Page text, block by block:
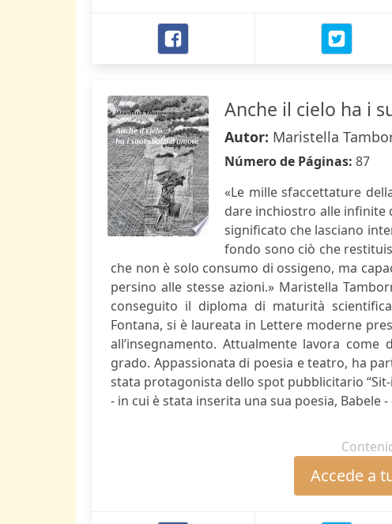
Anche il cielo ha i
Autor: Maristella
Número de Páginas: 87
«Le mille sfaccettature
dare inchiostro alle infinite
significato che lasciano
fondo sono ciò che
che non è solo consumo di ossigeno, ma
persino alle stesse azioni.» Maristella
conseguito il diploma di maturità
Fontana, si è laureata in Lettere moderne
all’insegnamento. Attualmente lavora
grado. Appassionata di poesia e teatro, ha
stata protagonista dello spot pubblicitario
- in cui è stata inserita una sua poesia, Babele
Accede a